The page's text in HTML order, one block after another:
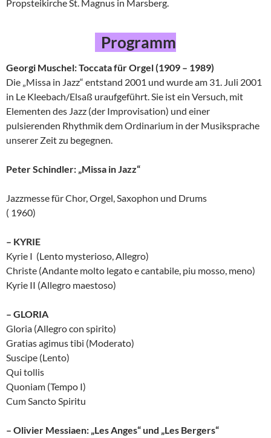
Propsteikirche St. Magnus in Marsberg.
Programm
Georgi Muschel: Toccata für Orgel (1909 – 1989)
Die „Missa in Jazz“ entstand 2001 und wurde am 31. Juli 2001
in Le Kleebach/Elsaß uraufgeführt. Sie ist ein Versuch, mit
Elementen des Jazz (der Improvisation) und einer
pulsierenden Rhythmik dem Ordinarium in der Musiksprache
unserer Zeit zu begegnen.
Peter Schindler: „Missa in Jazz“
Jazzmesse für Chor, Orgel, Saxophon und Drums
( 1960)
– KYRIE
Kyrie I (Lento mysterioso, Allegro)
Christe (Andante molto legato e cantabile, piu mosso, meno)
Kyrie II (Allegro maestoso)
– GLORIA
Gloria (Allegro con spirito)
Gratias agimus tibi (Moderato)
Suscipe (Lento)
Qui tollis
Quoniam (Tempo I)
Cum Sancto Spiritu
– Olivier Messiaen: „Les Anges“ und „Les Bergers“